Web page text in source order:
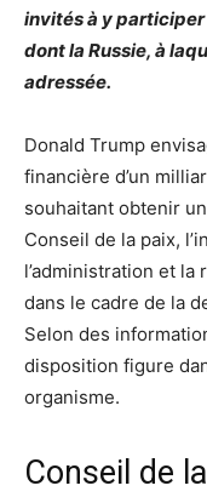
invités à y
dont la Russie, à
adressée.
Donald Trump
financière d’un
souhaitant obtenir
Conseil de la paix,
l’administration et la
dans le cadre de la
Selon des
disposition figure
organisme.
Conseil de